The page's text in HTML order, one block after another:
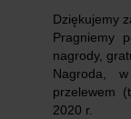
Dziękujemy
Pragniemy
nagrody,
Nagroda,
przelewem
2020 r.